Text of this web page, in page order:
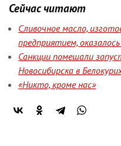
Сейчас читают
Сливочное масло,
предприятием,
Санкции помешали
Новосибирска в
«Никто, кроме нас»